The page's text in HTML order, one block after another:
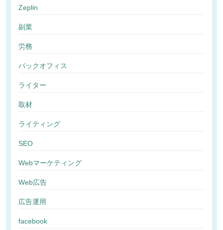
Zeplin
副業
労務
バックオフィス
ライター
取材
ライティング
SEO
Webマーケティング
Web広告
広告運用
facebook